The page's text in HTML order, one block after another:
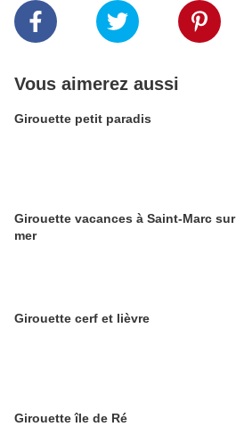
Vous aimerez aussi
Girouette petit paradis
Girouette vacances à Saint-Marc sur
mer
Girouette cerf et lièvre
Girouette île de Ré